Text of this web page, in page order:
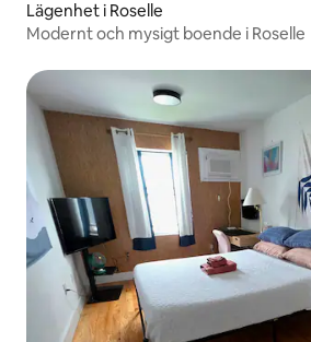
Lägenhet i Roselle
Modernt och mysigt boende i Roselle